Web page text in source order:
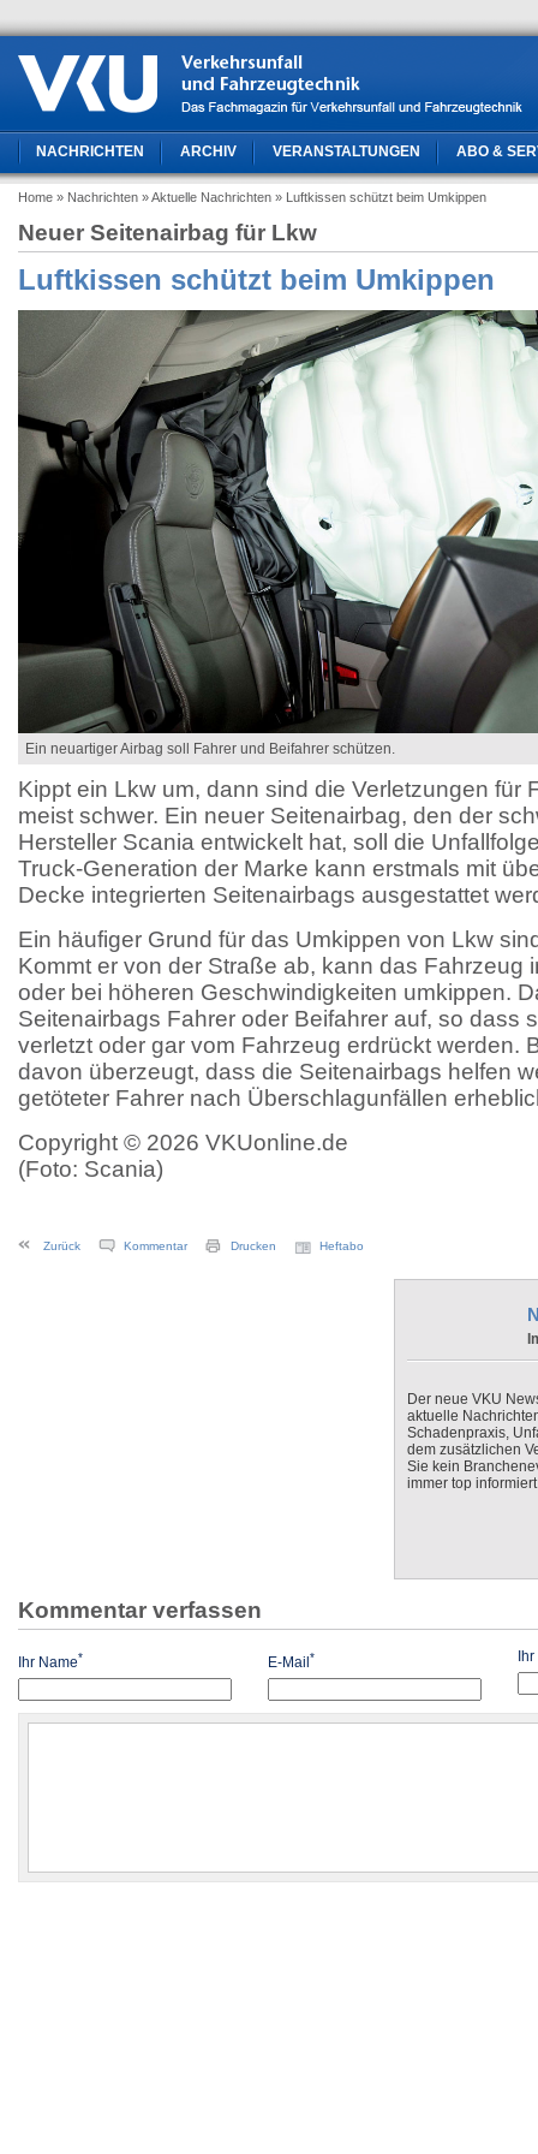
NACHRICHTEN ARCHIV VERANSTALTUNGEN ABO &
Home » Nachrichten » Aktuelle Nachrichten » Luftkissen schützt beim Umkippen
Neuer Seitenairbag für Lkw
Luftkissen schützt beim Umkippen
Ein neuartiger Airbag soll Fahrer und Beifahrer schützen.
Kippt ein Lkw um, dann sind die Verletzungen für
meist schwer. Ein neuer Seitenairbag, den der
Hersteller Scania entwickelt hat, soll die
Truck-Generation der Marke kann erstmals mit
Decke integrierten Seitenairbags ausgestattet
Ein häufiger Grund für das Umkippen von Lkw
Kommt er von der Straße ab, kann das Fahrzeug
oder bei höheren Geschwindigkeiten umkippen.
Seitenairbags Fahrer oder Beifahrer auf, so dass
verletzt oder gar vom Fahrzeug erdrückt werden.
davon überzeugt, dass die Seitenairbags helfen
getöteter Fahrer nach Überschlagunfällen
Copyright © 2026 VKUonline.de
(Foto: Scania)
Zurück Kommentar Drucken Heftabo
Der neue VKU
aktuelle
Schadenpraxis,
dem zusätzlichen
Sie kein
immer top
Kommentar verfassen
Ihr Name* E-Mail* Ihr